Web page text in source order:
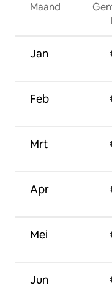
Maand
Jan
Feb
Mrt
Apr
Mei
Jun